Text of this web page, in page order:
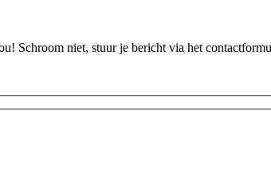
Schroom niet, stuur je bericht via het